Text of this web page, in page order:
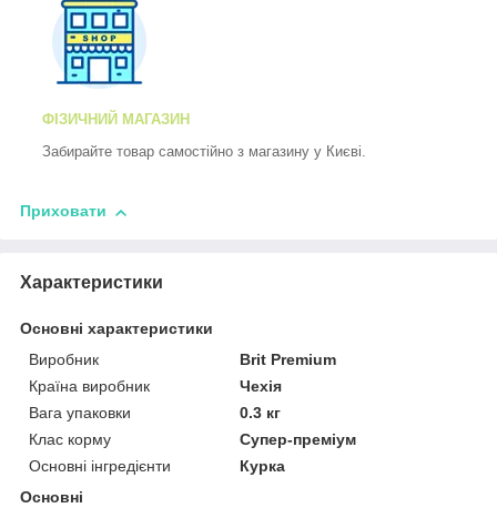
ФІЗИЧНИЙ МАГАЗИН
Забирайте товар самостійно з магазину у Києві.
Приховати
Характеристики
Основні характеристики
Виробник
Brit Premium
Країна виробник
Чехія
Вага упаковки
0.3 кг
Клас корму
Супер-преміум
Основні інгредієнти
Курка
Основні